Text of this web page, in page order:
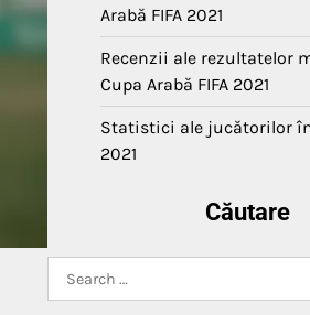
Arabă FIFA 2021
Recenzii ale rezultatelor
Cupa Arabă FIFA 2021
Statistici ale jucătorilor în
2021
Căutare
for: